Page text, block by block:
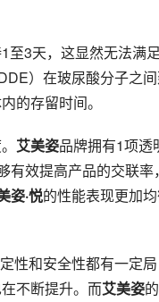
至3天，这显然无法满足
）在玻尿酸分子之
的存留时间。
艾美姿品牌拥有1项透
效提高产品的交联率，
姿·悦的性能表现更加
性和安全性都有一定局
不断提升。而艾美姿的